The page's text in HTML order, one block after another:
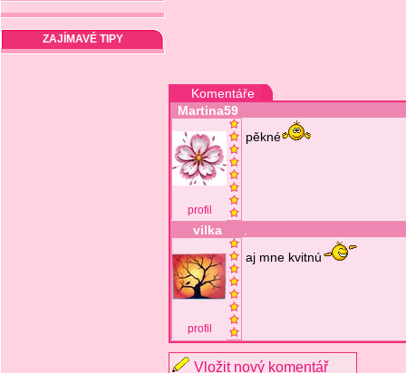
ZAJÍMAVÉ TIPY
Komentáře
Martina59
profil
pěkné
vilka
profil
aj mne kvitnú
Vložit nový komentář